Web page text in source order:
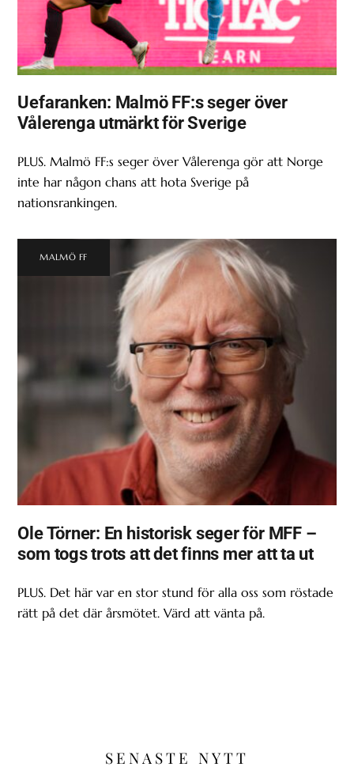
Uefaranken: Malmö FF:s seger över
Vålerenga utmärkt för Sverige
PLUS. Malmö FF:s seger över Vålerenga gör att Norge
inte har någon chans att hota Sverige på
nationsrankingen.
MALMÖ FF
Ole Törner: En historisk seger för MFF –
som togs trots att det finns mer att ta ut
PLUS. Det här var en stor stund för alla oss som röstade
rätt på det där årsmötet. Värd att vänta på.
SENASTE NYTT